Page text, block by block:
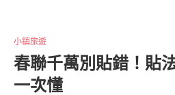
小鎮旅遊
春聯千萬別貼錯！貼
一次懂